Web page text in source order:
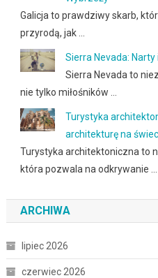
Galicja to prawdziwy skarb,
przyrodą, jak …
Sierra Nevada:
Sierra Nevada to
nie tylko miłośników …
Turystyka
architekturę na
Turystyka architektoniczna to
która pozwala na odkrywanie …
ARCHIWA
lipiec 2026
czerwiec 2026